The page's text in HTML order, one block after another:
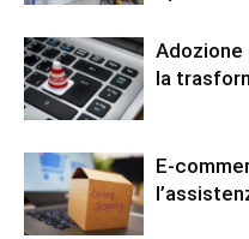
Adozione
la
E-